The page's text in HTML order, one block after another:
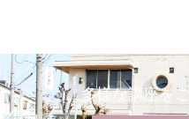
多様な講座を